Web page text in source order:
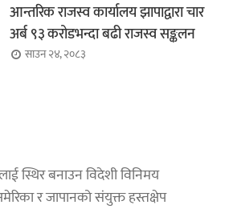
आन्तरिक राजस्व कार्यालय झापाद्वारा चार
अर्ब ९३ करोडभन्दा बढी राजस्व सङ्कलन
साउन २४, २०८३
स्थिर बनाउन विदेशी विनिमय
र जापानको संयुक्त हस्तक्षेप